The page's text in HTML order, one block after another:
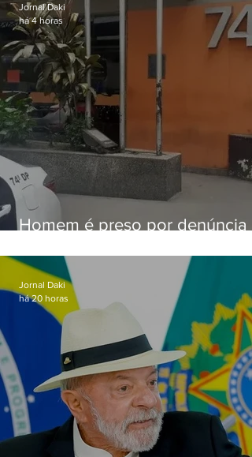
Homem é preso por denúncia
Alcântara
Jornal Daki
há 4 horas
Jornal Daki
há 20 horas